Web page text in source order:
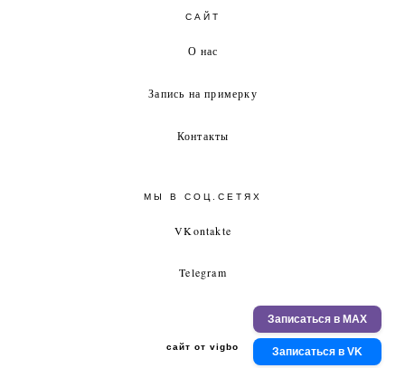
Записаться в MAX
Записаться в VK
САЙТ
О нас
Запись на примерку
Контакты
МЫ В СОЦ.СЕТЯХ
VKontakte
Telegram
сайт от vigbo